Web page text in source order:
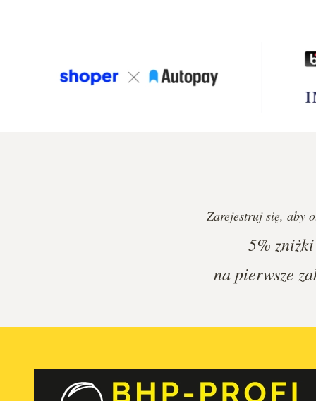
Zarejestruj się, aby
5% zniżki
na pierwsze